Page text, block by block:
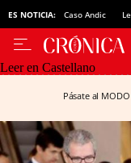
ES NOTICIA: Caso Andic
Leer en Castellano
Pásate al MODO